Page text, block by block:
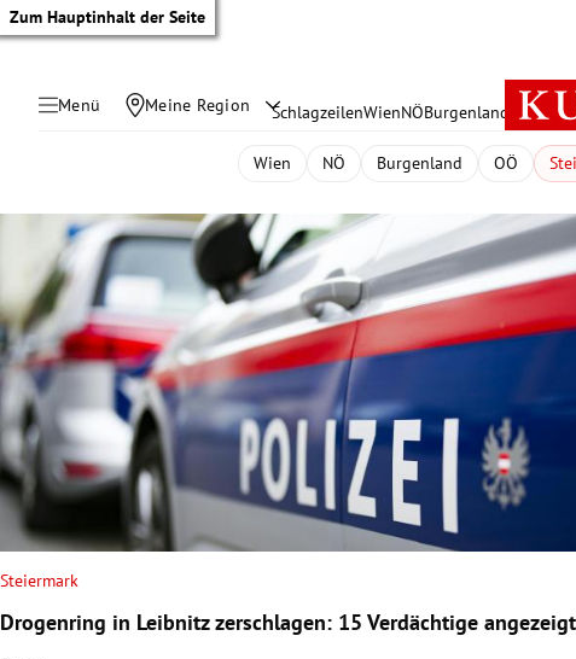
Zum Hauptinhalt der Seite
Menü Meine Region SchlagzeilenWienNÖBurgenland
Untermenü
Untermenü
Untermenü
Wien NÖ Burgenland OÖ
Steiermark
Drogenring in Leibnitz zerschlagen: 15 Verdächtige angezeigt